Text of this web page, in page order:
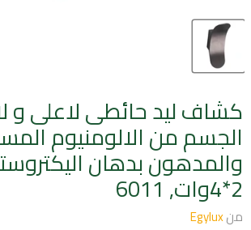
كشاف ليد حائطى لاعلى و
الجسم من الالومنيوم
والمدهون بدهان
2*4وات, 6011
منEgylux